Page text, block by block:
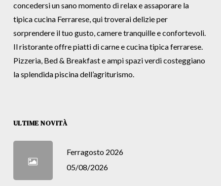
concedersi un sano momento di relax e assaporare la
tipica cucina Ferrarese, qui troverai delizie per
sorprendere il tuo gusto, camere tranquille e confortevoli.
Il ristorante offre piatti di carne e cucina tipica ferrarese.
Pizzeria, Bed & Breakfast e ampi spazi verdi costeggiano
la splendida piscina dell’agriturismo.
ULTIME NOVITÀ
Ferragosto 2026
05/08/2026